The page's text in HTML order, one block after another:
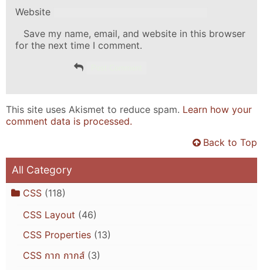
Website
Save my name, email, and website in this browser
for the next time I comment.
This site uses Akismet to reduce spam. Learn how your
comment data is processed.
Back to Top
All Category
CSS(118)
CSS Layout (46)
CSS Properties(13)
CSS กาก กากส์(3)